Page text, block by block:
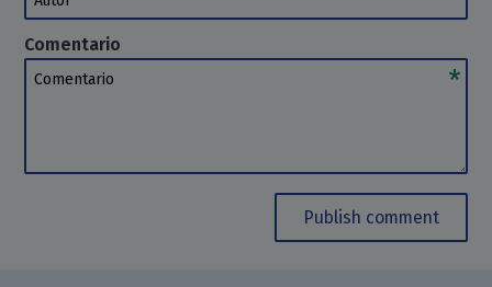
Comentario
Comentario
Publish comment